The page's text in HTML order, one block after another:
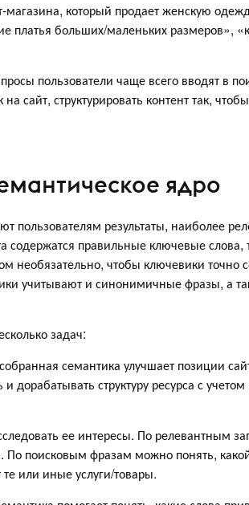
который продает женскую
платья больших/маленьких размеров»,
пользователи чаще всего вводят в
сайт, структурировать контент так,
ядро
пользователям результаты, наиболее
содержатся правильные ключевые слова,
необязательно, чтобы ключевики точно
учитывают и синонимичные фразы, а
задач:
семантика улучшает позиции
структуру ресурса с учетом
ее интересы. По релевантным
По поисковым фразам можно понять,
или иные услуги/товары.